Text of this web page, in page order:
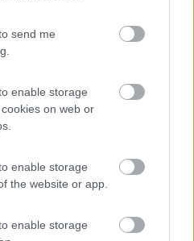
send me
enable storage
on web or
enable storage
the website or app.
enable storage
Italia un rapporto prezzo-
camper-stop a 18 €
Bagni e docce